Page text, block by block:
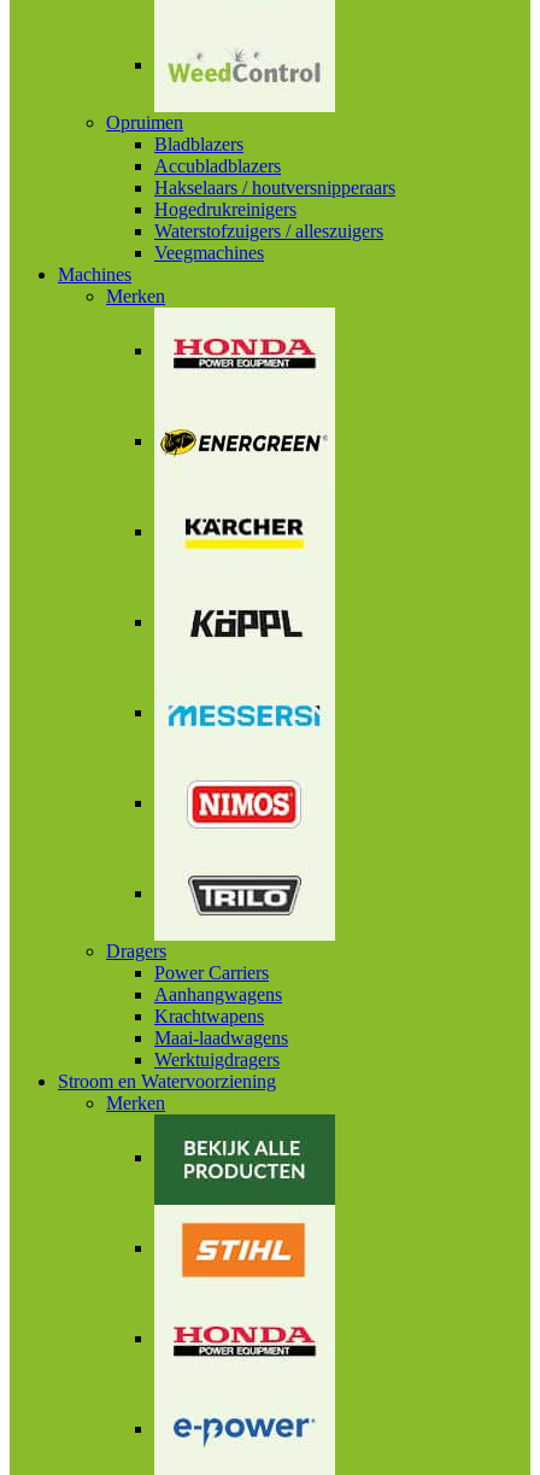
Opruimen
Bladblazers
Accubladblazers
Hakselaars / houtversnipperaars
Hogedrukreinigers
Waterstofzuigers / alleszuigers
Veegmachines
Machines
Merken
Dragers
Power Carriers
Aanhangwagens
Krachtwapens
Maai-laadwagens
Werktuigdragers
Stroom en Watervoorziening
Merken